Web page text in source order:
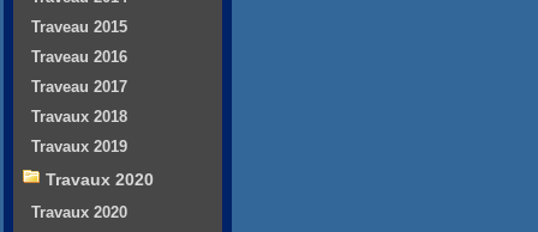
Traveau 2015
Traveau 2016
Traveau 2017
Travaux 2018
Travaux 2019
Travaux 2020
Travaux 2020